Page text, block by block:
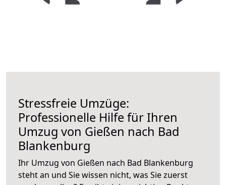
Stressfreie Umzüge:
Professionelle Hilfe für Ihren
Umzug von Gießen nach Bad
Blankenburg
Ihr Umzug von Gießen nach Bad Blankenburg
steht an und Sie wissen nicht, was Sie zuerst